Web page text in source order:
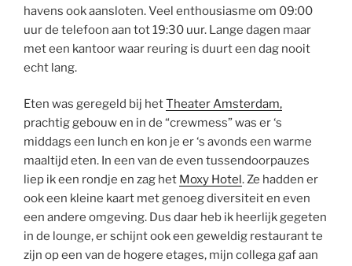
havens ook aansloten. Veel enthousiasme om 09:00
uur de telefoon aan tot 19:30 uur. Lange dagen maar
met een kantoor waar reuring is duurt een dag nooit
echt lang.
Eten was geregeld bij hetTheater Amsterdam,
prachtig gebouw en in de “crewmess” was er ‘s
middags een lunch en kon je er ‘s avonds een warme
maaltijd eten. In een van de even tussendoorpauzes
liep ik een rondje en zag het Moxy Hotel . Ze hadden er
ook een kleine kaart met genoeg diversiteit en even
een andere omgeving. Dus daar heb ik heerlijk gegeten
in de lounge, er schijnt ook een geweldig restaurant te
zijn op een van de hogere etages, mijn collega gaf aan